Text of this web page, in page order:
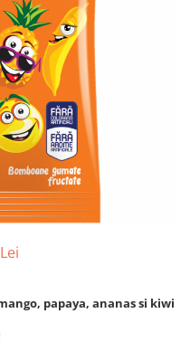
papaya, ananas si kiwi